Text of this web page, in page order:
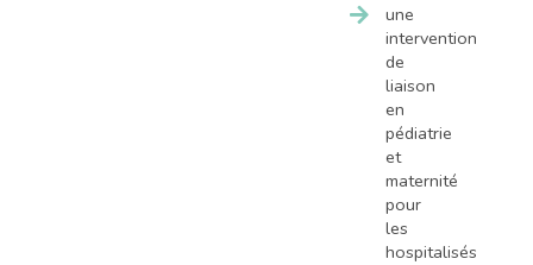
une
intervention
de
liaison
en
pédiatrie
et
maternité
pour
les
hospitalisés